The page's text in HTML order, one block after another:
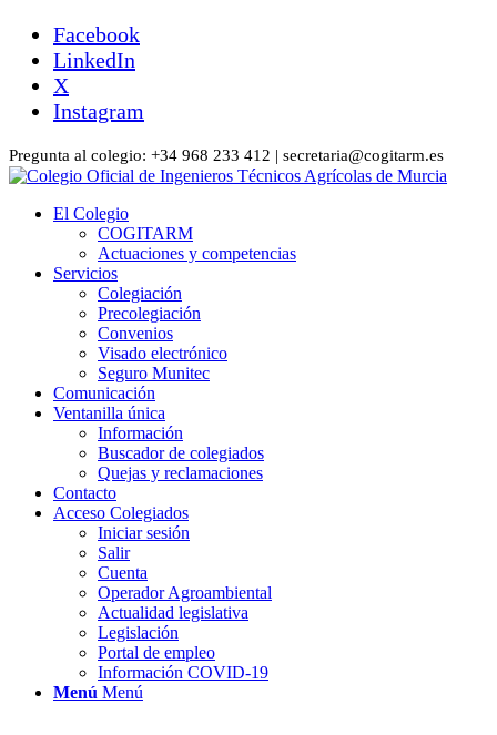
Facebook
LinkedIn
X
Instagram
Pregunta al colegio: +34 968 233 412 | secretaria@cogitarm.es
El Colegio
COGITARM
Actuaciones y competencias
Servicios
Colegiación
Precolegiación
Convenios
Visado electrónico
Seguro Munitec
Comunicación
Ventanilla única
Información
Buscador de colegiados
Quejas y reclamaciones
Contacto
Acceso Colegiados
Iniciar sesión
Salir
Cuenta
Operador Agroambiental
Actualidad legislativa
Legislación
Portal de empleo
Información COVID-19
Menú Menú